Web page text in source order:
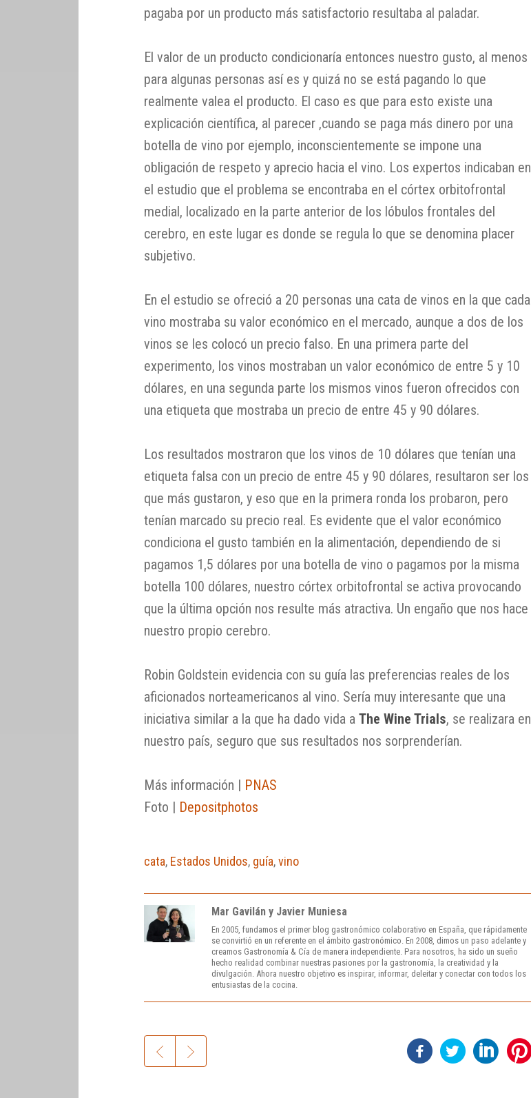
pagaba por un producto más satisfactorio resultaba al paladar.
El valor de un producto condicionaría entonces nuestro gusto, al menos
para algunas personas así es y quizá no se está pagando lo que
realmente valea el producto. El caso es que para esto existe una
explicación científica, al parecer ,cuando se paga más dinero por una
botella de vino por ejemplo, inconscientemente se impone una
obligación de respeto y aprecio hacia el vino. Los expertos indicaban en
el estudio que el problema se encontraba en el córtex orbitofrontal
medial, localizado en la parte anterior de los lóbulos frontales del
cerebro, en este lugar es donde se regula lo que se denomina placer
subjetivo.
En el estudio se ofreció a 20 personas una cata de vinos en la que cada
vino mostraba su valor económico en el mercado, aunque a dos de los
vinos se les colocó un precio falso. En una primera parte del
experimento, los vinos mostraban un valor económico de entre 5 y 10
dólares, en una segunda parte los mismos vinos fueron ofrecidos con
una etiqueta que mostraba un precio de entre 45 y 90 dólares.
Los resultados mostraron que los vinos de 10 dólares que tenían una
etiqueta falsa con un precio de entre 45 y 90 dólares, resultaron ser los
que más gustaron, y eso que en la primera ronda los probaron, pero
tenían marcado su precio real. Es evidente que el valor económico
condiciona el gusto también en la alimentación, dependiendo de si
pagamos 1,5 dólares por una botella de vino o pagamos por la misma
botella 100 dólares, nuestro córtex orbitofrontal se activa provocando
que la última opción nos resulte más atractiva. Un engaño que nos hace
nuestro propio cerebro.
Robin Goldstein evidencia con su guía las preferencias reales de los
aficionados norteamericanos al vino. Sería muy interesante que una
iniciativa similar a la que ha dado vida aThe Wine Trials, se realizara en
nuestro país, seguro que sus resultados nos sorprenderían.
Más información | PNAS
Foto | Depositphotos
cata, Estados Unidos, guía,vino
Mar Gavilán y Javier Muniesa
En 2005, fundamos el primer blog gastronómico colaborativo en España, que rápidamente
se convirtió en un referente en el ámbito gastronómico. En 2008, dimos un paso adelante y
creamos Gastronomía & Cía de manera independiente. Para nosotros, ha sido un sueño
hecho realidad combinar nuestras pasiones por la gastronomía, la creatividad y la
divulgación. Ahora nuestro objetivo es inspirar, informar, deleitar y conectar con todos los
entusiastas de la cocina.